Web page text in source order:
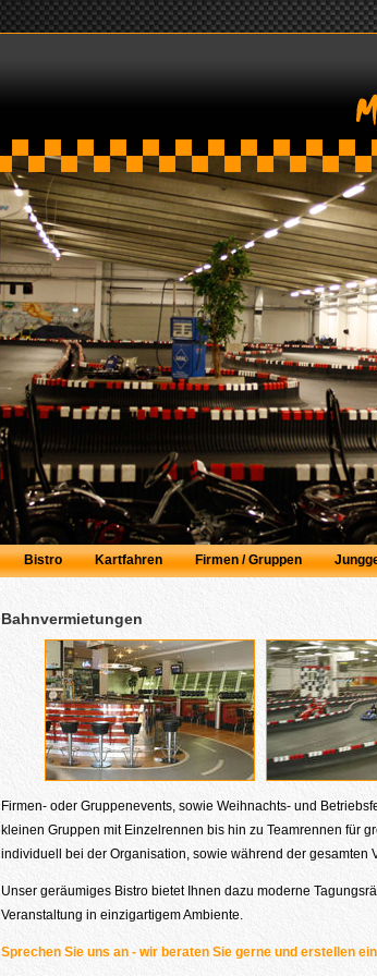
Bistro Kartfahren Firmen / Gruppen
Bahnvermietungen
Firmen- oder Gruppenevents, sowie Weihnachts- und
kleinen Gruppen mit Einzelrennen bis hin zu Teamrennen für
individuell bei der Organisation, sowie während der gesamten
Unser geräumiges Bistro bietet Ihnen dazu moderne
Veranstaltung in einzigartigem Ambiente.
Sprechen Sie uns an - wir beraten Sie gerne und erstellen